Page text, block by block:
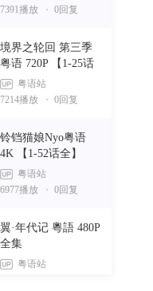
7391播放
0回复
境界之轮回 第三季
粤语 720P 【1-25话
全】粤语站
7214播放
0回复
铃铛猫娘Nyo粤语
4K 【1-52话全】
粤语站
6977播放
0回复
翼·年代记 粵語 480P
全集
粤语站
50话全】
07-01
【1-12话全】
07-01